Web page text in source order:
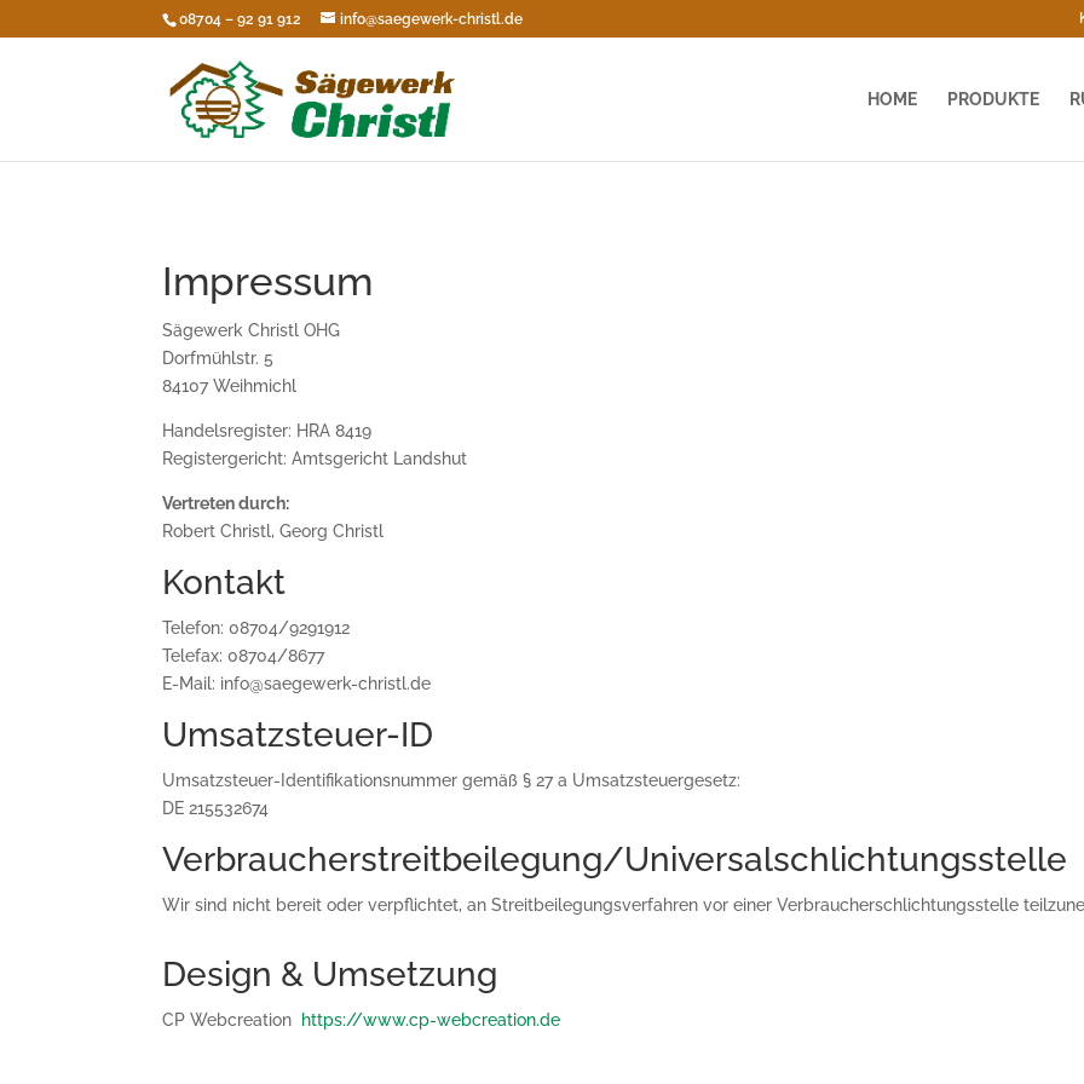
08704 – 92 91 912 info@saegewerk-christl.de
HOME PRODUKTE
Impressum
Sägewerk Christl OHG
Dorfmühlstr. 5
84107 Weihmichl
Handelsregister: HRA 8419
Registergericht: Amtsgericht Landshut
Vertreten durch:
Robert Christl, Georg Christl
Kontakt
Telefon: 08704/9291912
Telefax: 08704/8677
E-Mail: info@saegewerk-christl.de
Umsatzsteuer-ID
Umsatzsteuer-Identifikationsnummer gemäß § 27 a Umsatzsteuergesetz:
DE 215532674
Verbraucher­streit­beilegung/Universal­schlichtungs­stelle
Wir sind nicht bereit oder verpflichtet, an Streitbeilegungsverfahren vor einer Verbraucherschlichtungsstelle
Design & Umsetzung
CP Webcreation https://www.cp-webcreation.de